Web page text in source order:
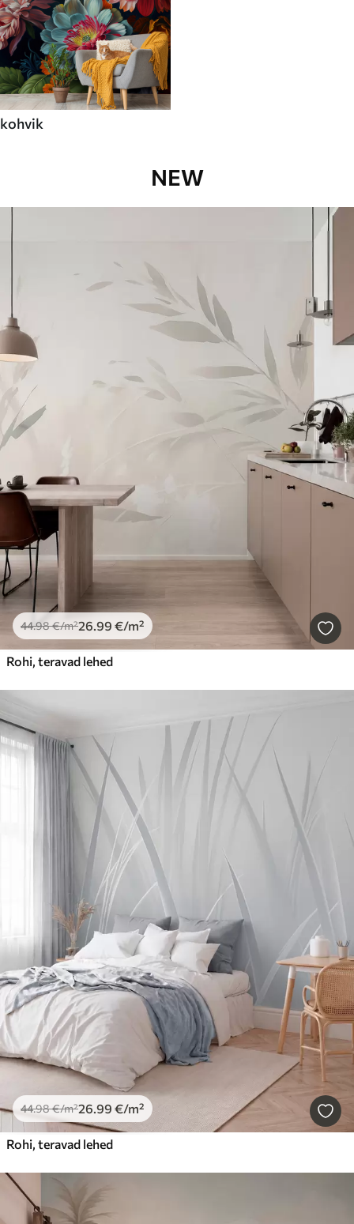
kohvik
NEW
44.98€/m²26.99 €/m²
Rohi, teravad lehed
44.98€/m²26.99 €/m²
Rohi, teravad lehed